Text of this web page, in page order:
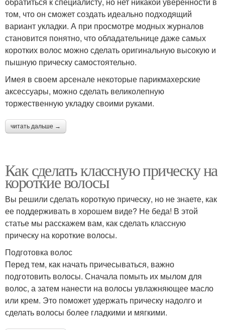
том, что он сможет создать идеально подходящий
вариант укладки. А при просмотре модных журналов
становится понятно, что обладательнице даже самых
коротких волос можно сделать оригинальную высокую и
пышную прическу самостоятельно.
Имея в своем арсенале некоторые парикмахерские
аксессуары, можно сделать великолепную
торжественную укладку своими руками.
читать дальше →
Как сделать классную прическу на
короткие волосы
Вы решили сделать короткую прическу, но не знаете, как
ее поддерживать в хорошем виде? Не беда! В этой
статье мы расскажем вам, как сделать классную
прическу на короткие волосы.
Подготовка волос
Перед тем, как начать причесываться, важно
подготовить волосы. Сначала помыть их мылом для
волос, а затем нанести на волосы увлажняющее масло
или крем. Это поможет удержать прическу надолго и
сделать волосы более гладкими и мягкими.